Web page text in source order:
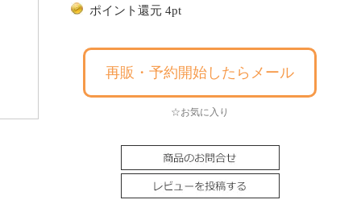
ポイント還元 4pt
再販・予約開始したらメール
☆お気に入り